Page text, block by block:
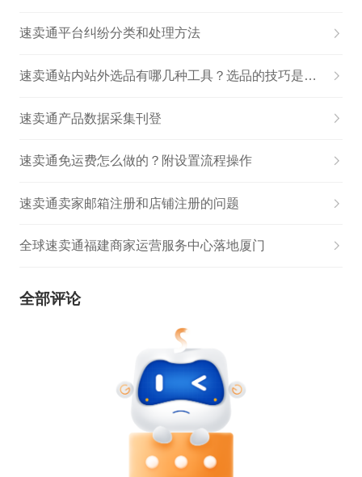
速卖通平台纠纷分类和处理方法
速卖通站内站外选品有哪几种工具？选品的技巧是什么？
速卖通产品数据采集刊登
速卖通免运费怎么做的？附设置流程操作
速卖通卖家邮箱注册和店铺注册的问题
全球速卖通福建商家运营服务中心落地厦门
全部评论